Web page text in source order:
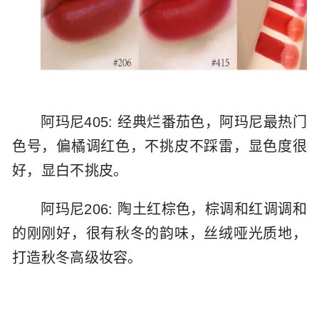
阿玛尼405: 经典烂番茄色，阿玛尼最热门
色号，偏橘调红色，不挑皮不踩雷，显色度很
好，显白不挑皮。
阿玛尼206: 陶土红棕色，棕调和红调调和
的刚刚好，很有秋冬的韵味，丝绒哑光质地，
打造秋冬高级妆容。